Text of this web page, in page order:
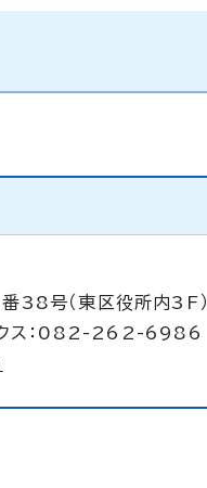
号（東区役所内3F）
ス：082-262-6986